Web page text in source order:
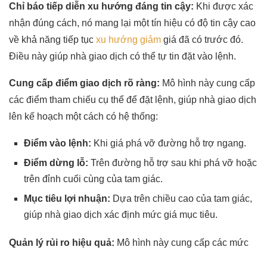
Chỉ báo tiếp diễn xu hướng đáng tin cậy: Khi được xác
nhận đúng cách, nó mang lại một tín hiệu có độ tin cậy cao
về khả năng tiếp tục xu hướng giảm giá đã có trước đó.
Điều này giúp nhà giao dịch có thể tự tin đặt vào lệnh.
Cung cấp điểm giao dịch rõ ràng: Mô hình này cung cấp
các điểm tham chiếu cụ thể để đặt lệnh, giúp nhà giao dịch
lên kế hoạch một cách có hệ thống:
Điểm vào lệnh: Khi giá phá vỡ đường hỗ trợ ngang.
Điểm dừng lỗ: Trên đường hỗ trợ sau khi phá vỡ hoặc
trên đỉnh cuối cùng của tam giác.
Mục tiêu lợi nhuận: Dựa trên chiều cao của tam giác,
giúp nhà giao dịch xác định mức giá mục tiêu.
Quản lý rủi ro hiệu quả: Mô hình này cung cấp các mức